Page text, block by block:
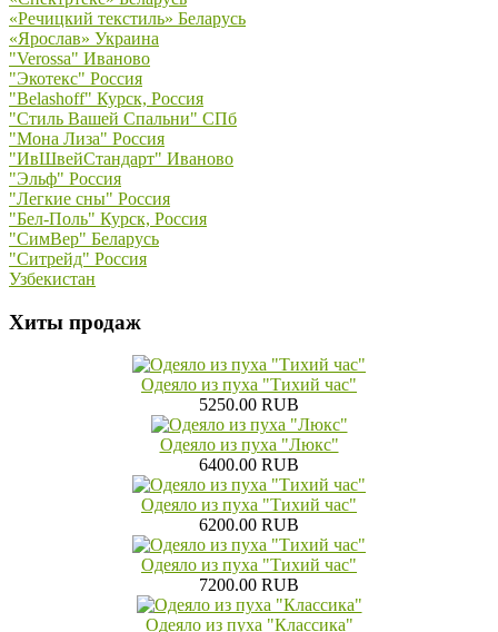
«Речицкий текстиль» Беларусь
«Ярослав» Украина
"Verossa" Иваново
"Экотекс" Россия
"Belashoff" Курск, Россия
"Стиль Вашей Спальни" СПб
"Мона Лиза" Россия
"ИвШвейСтандарт" Иваново
"Эльф" Россия
"Легкие сны" Россия
"Бел-Поль" Курск, Россия
"СимВер" Беларусь
"Ситрейд" Россия
Узбекистан
Хиты продаж
Одеяло из пуха "Тихий час"
5250.00 RUB
Одеяло из пуха "Люкс"
6400.00 RUB
Одеяло из пуха "Тихий час"
6200.00 RUB
Одеяло из пуха "Тихий час"
7200.00 RUB
Одеяло из пуха "Классика"